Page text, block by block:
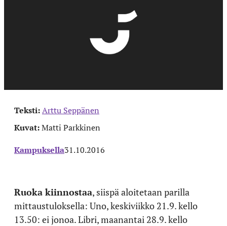
Teksti:Arttu Seppänen
Kuvat:Matti Parkkinen
Kampuksella31.10.2016
Ruoka kiinnostaa, siispä aloitetaan parilla
mittaustuloksella: Uno, keskiviikko 21.9. kello
13.50: ei jonoa. Libri, maanantai 28.9. kello